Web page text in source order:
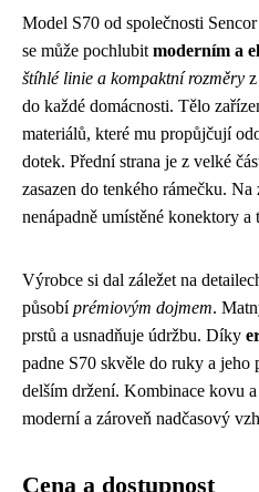
Model S70 od společnosti
se může pochlubit moderním a
štíhlé linie a kompaktní rozměry
do každé domácnosti. Tělo
materiálů, které mu propůjčují
dotek. Přední strana je z velké
zasazen do tenkého rámečku.
nenápadně umístěné konektory
Výrobce si dal záležet na
působíprémiovým dojmem.
prstů a usnadňuje údržbu. Díky
padne S70 skvěle do ruky a
delším držení. Kombinace kovu
moderní a zároveň nadčasový
Cena a dostupnost